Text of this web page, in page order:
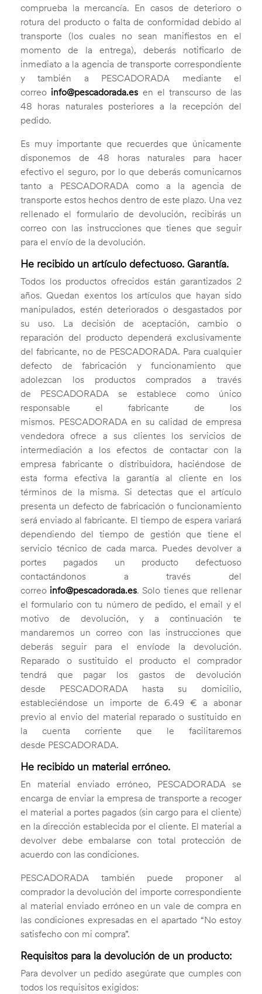
comprueba la mercancía. En casos de deterioro o
rotura del producto o falta de conformidad debido al
transporte (los cuales no sean manifiestos en el
momento de la entrega), deberás notificarlo de
inmediato a la agencia de transporte correspondiente
y también a PESCADORADA mediante el
correo info@pescadorada.es en el transcurso de las
48 horas naturales posteriores a la recepción del
pedido.
Es muy importante que recuerdes que únicamente
disponemos de 48 horas naturales para hacer
efectivo el seguro, por lo que deberás comunicarnos
tanto a PESCADORADA como a la agencia de
transporte estos hechos dentro de este plazo. Una vez
rellenado el formulario de devolución, recibirás un
correo con las instrucciones que tienes que seguir
para el envío de la devolución.
He recibido un artículo defectuoso. Garantía.
Todos los productos ofrecidos están garantizados 2
años. Quedan exentos los artículos que hayan sido
manipulados, estén deteriorados o desgastados por
su uso. La decisión de aceptación, cambio o
reparación del producto dependerá exclusivamente
del fabricante, no de PESCADORADA. Para cualquier
defecto de fabricación y funcionamiento que
adolezcan los productos comprados a través
de PESCADORADA se establece como único
responsable el fabricante de los
mismos. PESCADORADA en su calidad de empresa
vendedora ofrece a sus clientes los servicios de
intermediación a los efectos de contactar con la
empresa fabricante o distribuidora, haciéndose de
esta forma efectiva la garantía al cliente en los
términos de la misma. Si detectas que el artículo
presenta un defecto de fabricación o funcionamiento
será enviado al fabricante. El tiempo de espera variará
dependiendo del tiempo de gestión que tiene el
servicio técnico de cada marca. Puedes devolver a
portes pagados un producto defectuoso
contactándonos a través del
correo info@pescadorada.es. Solo tienes que rellenar
el formulario con tu número de pedido, el email y el
motivo de devolución, y a continuación te
mandaremos un correo con las instrucciones que
deberás seguir para el envíode la devolución.
Reparado o sustituido el producto el comprador
tendrá que pagar los gastos de devolución
desde PESCADORADA hasta su domicilio,
estableciéndose un importe de 6.49 € a abonar
previo al envio del material reparado o sustituido en
la cuenta corriente que le facilitaremos
desde PESCADORADA.
He recibido un material erróneo.
En material enviado erróneo, PESCADORADA se
encarga de enviar la empresa de transporte a recoger
el material a portes pagados (sin cargo para el cliente)
en la dirección establecida por el cliente. El material a
devolver debe embalarse con total protección de
acuerdo con las condiciones.
PESCADORADA también puede proponer al
comprador la devolución del importe correspondiente
al material enviado erróneo en un vale de compra en
las condiciones expresadas en el apartado “No estoy
satisfecho con mi compra”.
Requisitos para la devolución de un producto:
Para devolver un pedido asegúrate que cumples con
todos los requisitos exigidos: